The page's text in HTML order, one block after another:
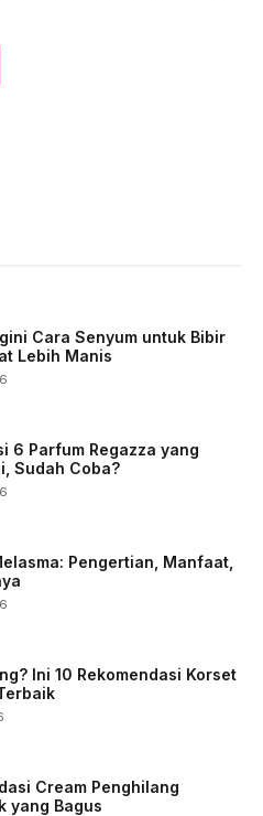
Cara Senyum untuk Bibir
Lebih Manis
6 Parfum Regazza yang
Sudah Coba?
Pengertian, Manfaat,
Ini 10 Rekomendasi Korset
Cream Penghilang
yang Bagus